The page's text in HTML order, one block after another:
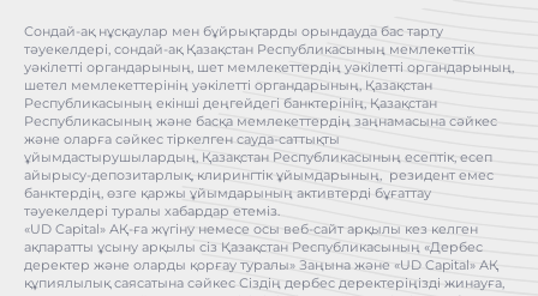
Сондай-ақ нұсқаулар мен бұйрықтарды орындауда бас тарту
тәуекелдері, сондай-ақ Қазақстан Республикасының мемлекеттік
уәкілетті органдарының, шет мемлекеттердің уәкілетті органдарының,
шетел мемлекеттерінің уәкілетті органдарының, Қазақстан
Республикасының екінші деңгейдегі банктерінің, Қазақстан
Республикасының және басқа мемлекеттердің заңнамасына сәйкес
және оларға сәйкес тіркелген сауда-саттықты
ұйымдастырушылардың, Қазақстан Республикасының есептік, есеп
айырысу-депозитарлық, клирингтік ұйымдарының, резидент емес
банктердің, өзге қаржы ұйымдарының активтерді бұғаттау
тәуекелдері туралы хабардар етеміз.
«UD Capital» АҚ-ға жүгіну немесе осы веб-сайт арқылы кез келген
ақпаратты ұсыну арқылы сіз Қазақстан Республикасының «Дербес
деректер және оларды қорғау туралы» Заңына және «UD Capital» АҚ
құпиялылық саясатына сәйкес Сіздің дербес деректеріңізді жинауға,